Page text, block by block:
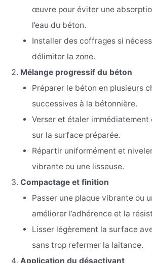
œuvre pour éviter une
l’eau du béton.
Installer des coffrages si
délimiter la zone.
Mélange progressif du béton
Préparer le béton en plusieurs
successives à la bétonnière.
Verser et étaler immédiatement
sur la surface préparée.
Répartir uniformément et
vibrante ou une lisseuse.
Compactage et finition
Passer une plaque vibrante ou
améliorer l’adhérence et la
Lisser légèrement la surface
sans trop refermer la laitance.
Application du désactivant